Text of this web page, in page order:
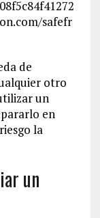
safefr
de
otro
un
en
la
un